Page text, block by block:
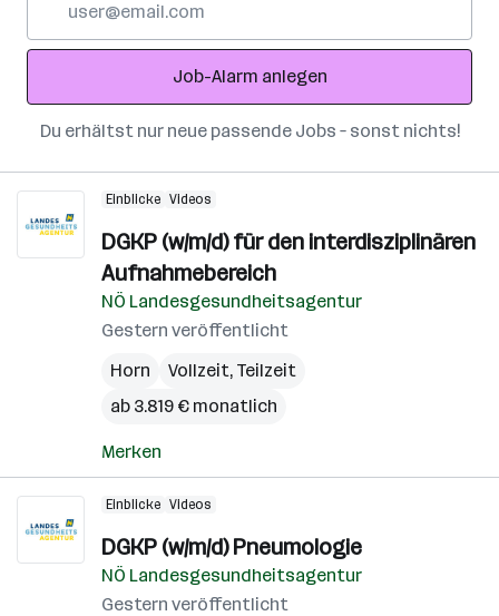
Adresse
Job-Alarm anlegen
Du erhältst nur neue passende Jobs – sonst nichts!
Einblicke Videos
DGKP (w/m/d) für den interdisziplinären
Aufnahmebereich
NÖ Landesgesundheitsagentur
Gestern veröffentlicht
Horn
Vollzeit, Teilzeit
ab 3.819 € monatlich
Merken
Einblicke Videos
DGKP (w/m/d) Pneumologie
NÖ Landesgesundheitsagentur
Gestern veröffentlicht